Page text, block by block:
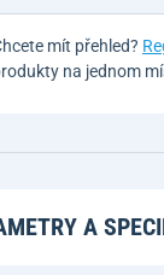
mít přehled?
na jednom
A